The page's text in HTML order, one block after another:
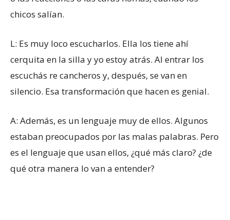
chicos salían.
L: Es muy loco escucharlos. Ella los tiene ahí
cerquita en la silla y yo estoy atrás. Al entrar los
escuchás re cancheros y, después, se van en
silencio. Esa transformación que hacen es genial.
A: Además, es un lenguaje muy de ellos. Algunos
estaban preocupados por las malas palabras. Pero
es el lenguaje que usan ellos, ¿qué más claro? ¿de
qué otra manera lo van a entender?